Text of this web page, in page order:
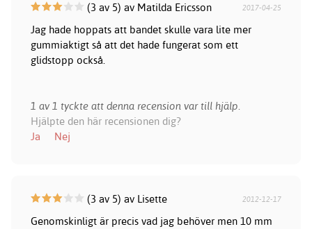
(3 av 5) av Matilda Ericsson 2017-04-25
Jag hade hoppats att bandet skulle vara lite mer
gummiaktigt så att det hade fungerat som ett
glidstopp också.
1 av 1 tyckte att denna recension var till hjälp.
Hjälpte den här recensionen dig?
Ja
Nej
(3 av 5) av Lisette 2012-12-17
Genomskinligt är precis vad jag behöver men 10 mm